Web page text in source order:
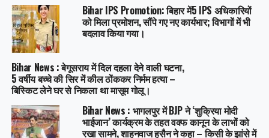
Bihar IPS Promotion: बिहार में5 IPS अधिकारियों
को मिला प्रमोशन, सौंपे गए नए कार्यभार; विभागों में भी
बदलाव किया गया।
Bihar News : बेगूसराय में दिल दहला देने वाली घटना,
5 वर्षीय बच्चे की सिर में कील ठोंककर निर्मम हत्या –
बिस्किट लेने घर से निकला था मासूम गोलू।
Bihar News : भागलपुर में BJP ने ‘शुक्रिया मोदी
भाईजान’ कार्यक्रम के तहत वक्फ कानून के लाभों को
रखा सामने, शाहनवाज हुसैन ने कहा – किसी के झांसे में